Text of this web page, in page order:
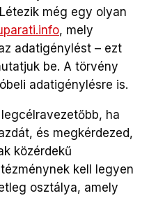
még egy olyan
, mely
adatigénylést – ezt
be. A törvény
adatigénylésre is.
ha
és megkérdezed,
közérdekű
kell legyen
osztálya, amely